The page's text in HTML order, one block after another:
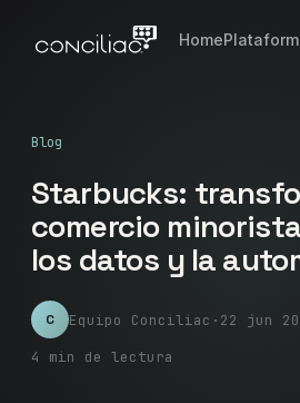
Home
Blog
Starbucks:
comercio
los datos y la
C Equipo Conciliac · 22 jun
4 min de lectura